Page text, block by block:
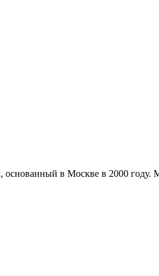
основанный в Москве в 2000